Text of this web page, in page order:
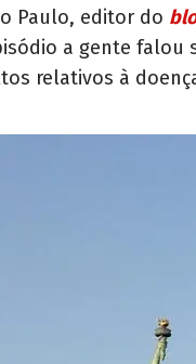
Paulo, editor do
a gente
relativos à